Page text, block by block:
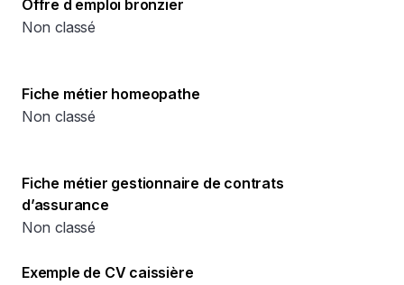
Offre d emploi bronzier
Non classé
Fiche métier homeopathe
Non classé
Fiche métier gestionnaire de contrats
d’assurance
Non classé
Exemple de CV caissière